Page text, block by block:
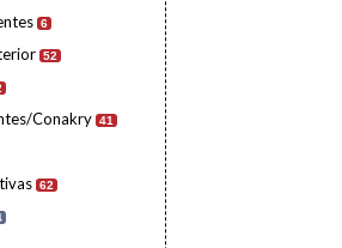
6
52
Conakry 41
62